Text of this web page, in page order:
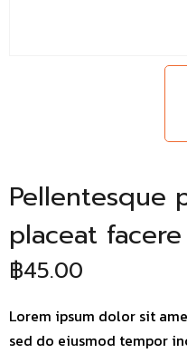
Pellentesque
placeat
฿45.00
Lorem ipsum dolor sit
sed do eiusmod tempor